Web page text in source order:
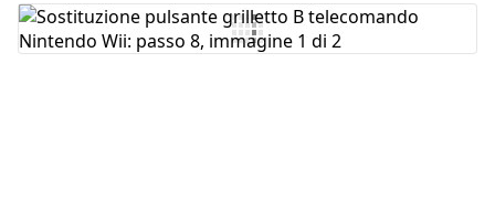
Aggiungi Commento